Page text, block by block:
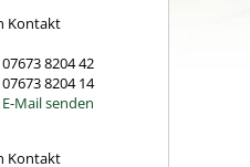
07673 8204 42
07673 8204 14
E-Mail senden